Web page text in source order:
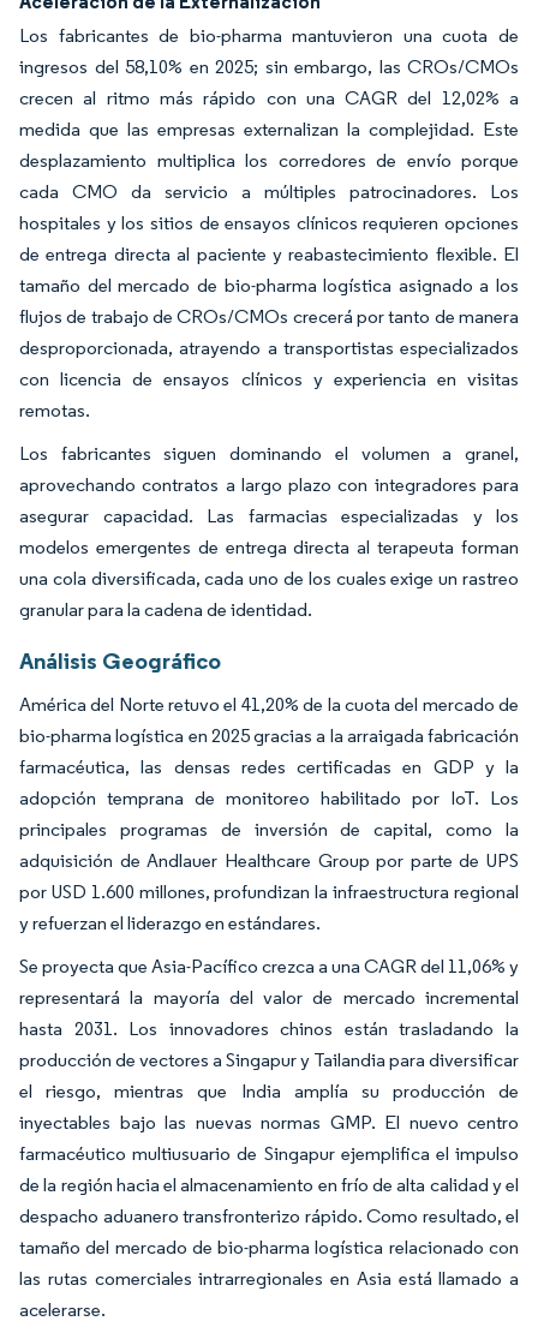
Los fabricantes de bio-pharma mantuvieron una cuota de
ingresos del 58,10% en 2025; sin embargo, las CROs/CMOs
crecen al ritmo más rápido con una CAGR del 12,02% a
medida que las empresas externalizan la complejidad. Este
desplazamiento multiplica los corredores de envío porque
cada CMO da servicio a múltiples patrocinadores. Los
hospitales y los sitios de ensayos clínicos requieren opciones
de entrega directa al paciente y reabastecimiento flexible. El
tamaño del mercado de bio-pharma logística asignado a los
flujos de trabajo de CROs/CMOs crecerá por tanto de manera
desproporcionada, atrayendo a transportistas especializados
con licencia de ensayos clínicos y experiencia en visitas
remotas.
Los fabricantes siguen dominando el volumen a granel,
aprovechando contratos a largo plazo con integradores para
asegurar capacidad. Las farmacias especializadas y los
modelos emergentes de entrega directa al terapeuta forman
una cola diversificada, cada uno de los cuales exige un rastreo
granular para la cadena de identidad.
Análisis Geográfico
América del Norte retuvo el 41,20% de la cuota del mercado de
bio-pharma logística en 2025 gracias a la arraigada fabricación
farmacéutica, las densas redes certificadas en GDP y la
adopción temprana de monitoreo habilitado por IoT. Los
principales programas de inversión de capital, como la
adquisición de Andlauer Healthcare Group por parte de UPS
por USD 1.600 millones, profundizan la infraestructura regional
y refuerzan el liderazgo en estándares.
Se proyecta que Asia-Pacífico crezca a una CAGR del 11,06% y
representará la mayoría del valor de mercado incremental
hasta 2031. Los innovadores chinos están trasladando la
producción de vectores a Singapur y Tailandia para diversificar
el riesgo, mientras que India amplía su producción de
inyectables bajo las nuevas normas GMP. El nuevo centro
farmacéutico multiusuario de Singapur ejemplifica el impulso
de la región hacia el almacenamiento en frío de alta calidad y el
despacho aduanero transfronterizo rápido. Como resultado, el
tamaño del mercado de bio-pharma logística relacionado con
las rutas comerciales intrarregionales en Asia está llamado a
acelerarse.